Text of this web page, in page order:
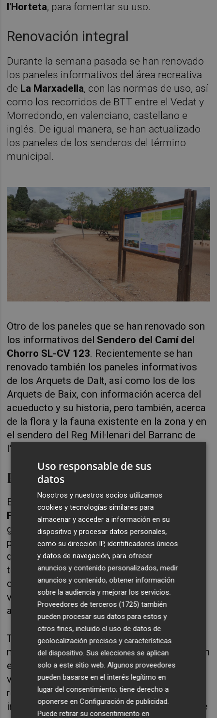
l'Horteta, para fomentar su uso.
Renovación integral
Durante la semana pasada se han renovado
los paneles informativos del área recreativa
de La Marxadella, con las normas de uso, así
como los recorridos de BTT entre el Vedat y
Morredondo, en valenciano, castellano e
inglés. De igual manera, se han actualizado
los paneles de los senderos del término
municipal.
Otro de los paneles que se han renovado son
los informativos del Sendero del Camí del
Chorro SL-CV 123. Recientemente se han
renovado también los paneles informativos
de los Arquets de Dalt, así como los de los
Arquets de Baix, con información acerca del
acueducto y su historia, pero también, acerca
de la flora y la fauna existente en la zona y en
el sendero del Reg Mil·lenari del Barranc de
l'Horteta.
Patrimonio y medio ambiente
El concejal de Medio Ambiente,
Francisco Gozalvo, ha señalado que
gobierno es muy importante mantener estos
paneles informativos para poner en valor y
dar a conocer nuestro patrimonio, así como
todas las rutas senderistas y ciclistas". El
concejal también ha afirmado que la última
vez que se renovaron fue hace más de 10
años.
Torrent continúa comprometido en el
mantenimiento del mobiliario de la ciudad, con
el objetivo de ofrecer a sus vecinos y
visitantes la mejor experiencia posible. La
renovación de la señalética de los puntos de
interés es un paso más en esta dirección, que
Uso responsable de sus
datos
Nosotros y nuestros socios utilizamos
cookies y tecnologías similares para
almacenar y acceder a información en su
dispositivo y procesar datos personales,
como su dirección IP, identificadores únicos
y datos de navegación, para ofrecer
anuncios y contenido personalizados, medir
anuncios y contenido, obtener información
sobre la audiencia y mejorar los servicios.
Proveedores de terceros (1725) también
pueden procesar sus datos para estos y
otros fines, incluido el uso de datos de
geolocalización precisos y características
del dispositivo. Sus elecciones se aplican
solo a este sitio web. Algunos proveedores
pueden basarse en el interés legítimo en
lugar del consentimiento; tiene derecho a
oponerse enConfiguración de publicidad
Puede retirar su consentimiento en